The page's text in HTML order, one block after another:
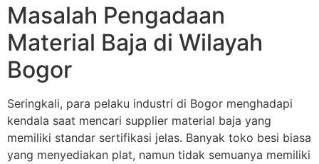
Masalah Pengadaan
Material Baja di Wilayah
Bogor
Seringkali, para pelaku industri di Bogor menghadapi
kendala saat mencari supplier material baja yang
memiliki standar sertifikasi jelas. Banyak toko besi biasa
yang menyediakan plat, namun tidak semuanya memiliki